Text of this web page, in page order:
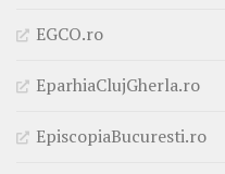
EGCO.ro
EparhiaClujGherla.ro
EpiscopiaBucuresti.ro